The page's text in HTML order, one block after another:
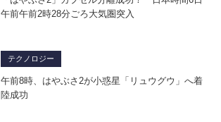
午前午前2時28分ごろ大気圏突入
テクノロジー
午前8時、はやぶさ2が小惑星「リュウグウ」へ着
陸成功